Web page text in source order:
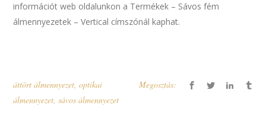
információt web oldalunkon a Termékek – Sávos fém
álmennyezetek – Vertical címszónál kaphat.
áttört álmennyezet,optikai
álmennyezet,sávos álmennyezet
Megosztás: